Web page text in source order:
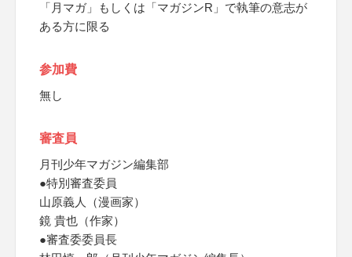
「月マガ」もしくは「マガジンR」で執筆の意志が
ある方に限る
参加費
無し
審査員
月刊少年マガジン編集部
●特別審査委員
山原義人（漫画家）
鏡 貴也（作家）
●審査委委員長